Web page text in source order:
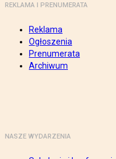
REKLAMA I PRENUMERATA
Reklama
Ogłoszenia
Prenumerata
Archiwum
NASZE WYDARZENIA